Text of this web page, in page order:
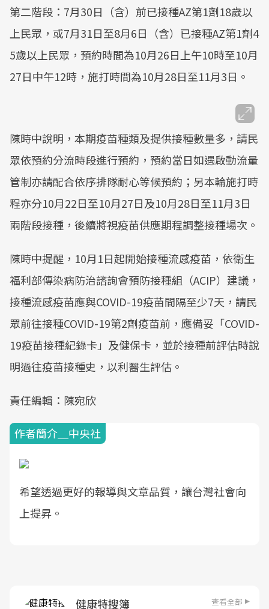
第二階段：7月30日（含）前已接種AZ第1劑18歲以
上民眾，或7月31日至8月6日（含）已接種AZ第1劑4
5歲以上民眾，預約時間為10月26日上午10時至10月
27日中午12時，施打時間為10月28日至11月3日。
陳時中說明，本期疫苗種類及提供接種數量多，請民
眾依預約分流時段進行預約，預約當日如遇啟動流量
管制亦請配合依序排隊耐心等候預約；另本輪施打時
程亦分10月22日至10月27日及10月28日至11月3日
兩階段接種，後續將視疫苗供應期程調整接種場次。
陳時中提醒，10月1日起開始接種流感疫苗，依衛生
福利部傳染病防治諮詢會預防接種組（ACIP）建議，
接種流感疫苗應與COVID-19疫苗間隔至少7天，請民
眾前往接種COVID-19第2劑疫苗前，應備妥「COVID-
19疫苗接種紀錄卡」及健保卡，並於接種前評估時說
明過往疫苗接種史，以利醫生評估。
責任編輯：陳宛欣
作者簡介＿中央社
希望透過更好的報導與文章品質，讓台灣社會向
上提昇。
健康特搜簿 查看全部